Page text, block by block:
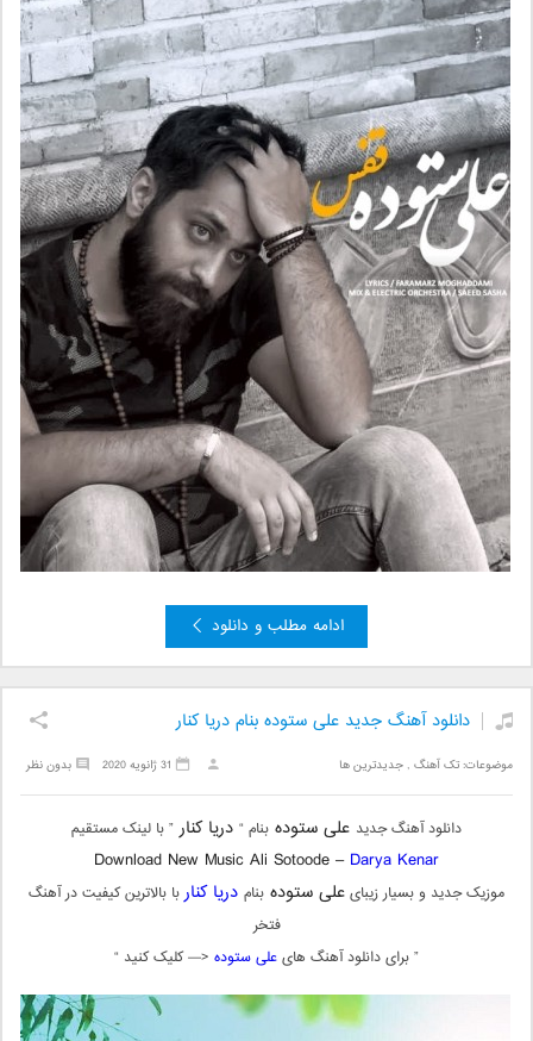
ادامه مطلب و دانلود
دانلود آهنگ جدید علی ستوده بنام دریا کنار
موضوعات:تک آهنگ ,جدیدترین ها بدون نظر 31 ژانویه 2020
دانلود آهنگ جدید علی ستوده بنام “ دریا کنار” با لینک مستقیم
Download New Music Ali Sotoode – Darya Kenar
موزیک جدید و بسیار زیبایعلی ستوده بنام دریا کناربا بالاترین کیفیت در آهنگ
فتخر
” برای دانلود آهنگ هایعلی ستوده <— کلیک کنید “